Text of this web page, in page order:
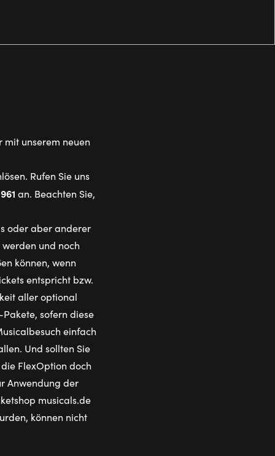
mit unserem neuen
Rufen Sie uns
an. Beachten Sie,
oder aber anderer
und noch
können, wenn
entspricht bzw.
aller optional
sofern diese
einfach
Und sollten Sie
FlexOption doch
Anwendung der
musicals.de
können nicht